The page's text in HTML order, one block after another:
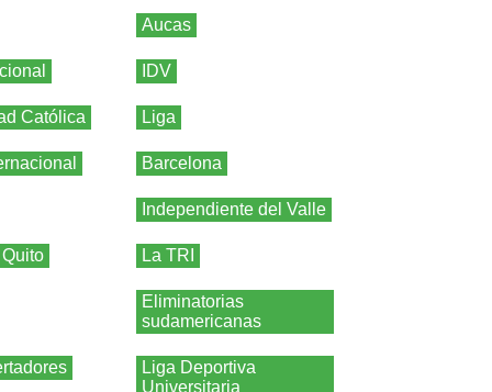
Aucas
IDV
Católica Liga
Barcelona
Independiente del Valle
La TRI
Eliminatorias
sudamericanas
Liga Deportiva
Universitaria